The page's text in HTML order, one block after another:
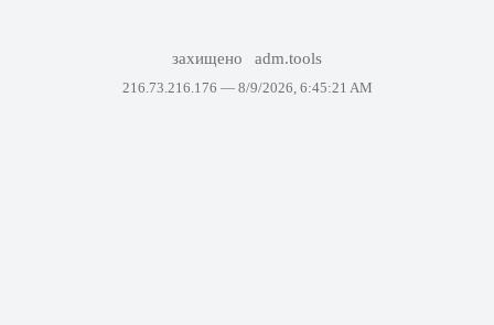
захищено adm.tools
216.73.216.176 — 8/9/2026, 6:45:21 AM